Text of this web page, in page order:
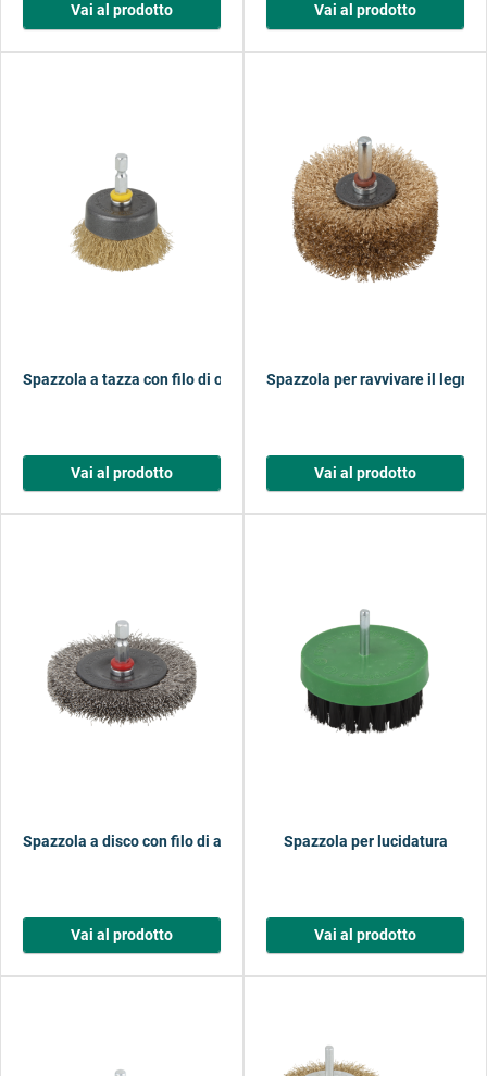
Vai al prodotto Vai al prodotto
Spazzola a tazza con filo di ottone
Vai al prodotto
Spazzola per ravvivare il legno
Vai al prodotto
Spazzola a disco con filo di acciaio inossidabile
Vai al prodotto
Spazzola per lucidatura
Vai al prodotto